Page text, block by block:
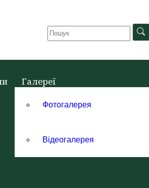
Галереї
Фотогалерея
Відеогалерея